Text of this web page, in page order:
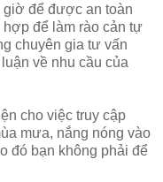
giờ để được an toàn
hợp để làm rào cản tự
chuyên gia tư vấn
về nhu cầu của
cho việc truy cập
mưa, nắng nóng vào
đó bạn không phải để